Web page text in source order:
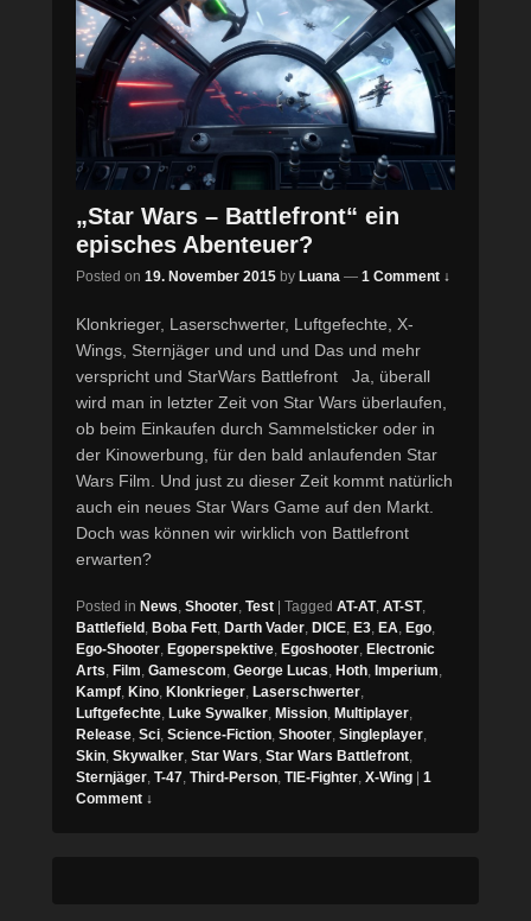
„Star Wars – Battlefront“ ein
episches Abenteuer?
Posted on 19. November 2015 by Luana — 1 Comment ↓
Klonkrieger, Laserschwerter, Luftgefechte, X-
Wings, Sternjäger und und und Das und mehr
verspricht und StarWars Battlefront Ja, überall
wird man in letzter Zeit von Star Wars überlaufen,
ob beim Einkaufen durch Sammelsticker oder in
der Kinowerbung, für den bald anlaufenden Star
Wars Film. Und just zu dieser Zeit kommt natürlich
auch ein neues Star Wars Game auf den Markt.
Doch was können wir wirklich von Battlefront
erwarten?
Posted in News, Shooter, Test Tagged AT-AT, AT-ST,
Battlefield , Boba Fett, Darth Vader, DICE, E3, EA, Ego,
Ego-Shooter, Egoperspektive, Egoshooter, Electronic
Arts, Film, Gamescom, George Lucas, Hoth, Imperium,
Kampf, Kino, Klonkrieger, Laserschwerter,
Luftgefechte, Luke Sywalker, Mission, Multiplayer,
Release, Sci, Science-Fiction, Shooter, Singleplayer,
Skin, Skywalker, Star Wars, Star Wars Battlefront,
Sternjäger, T-47, Third-Person, TIE-Fighter, X-Wing
1
Comment ↓